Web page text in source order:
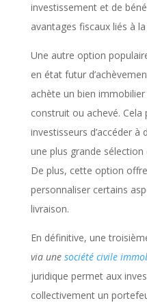
investissement et de
avantages fiscaux liés à
Une autre option
en état futur
achète un bien immobilier
construit ou achevé.
investisseurs d’accéder
une plus grande
De plus, cette option
personnaliser certains
livraison.
En définitive, une
via une société civile
juridique permet aux
collectivement un